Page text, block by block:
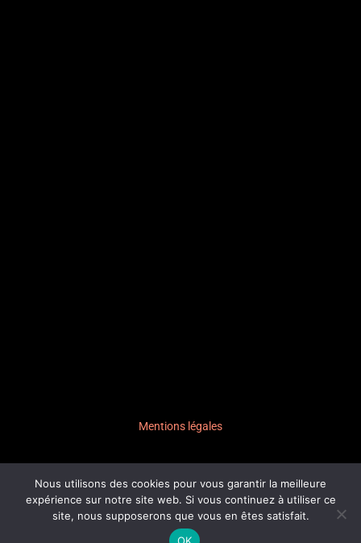
Mentions légales
© 2026,
colorblind-prod.fr
Nous utilisons des cookies pour vous garantir la meilleure
expérience sur notre site web. Si vous continuez à utiliser ce
site, nous supposerons que vous en êtes satisfait.
OK